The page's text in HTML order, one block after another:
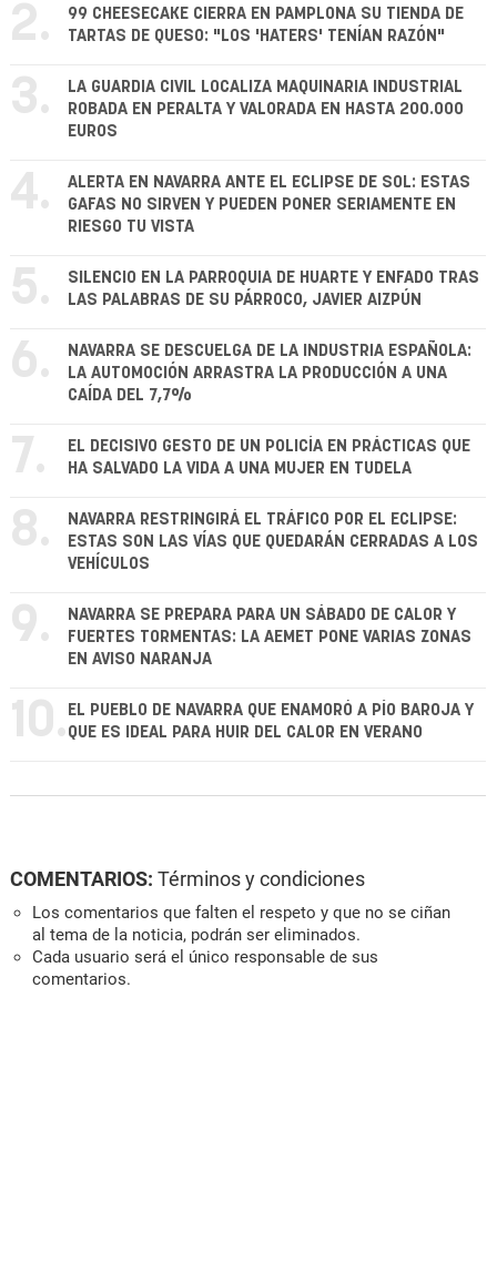
2.
99 CHEESECAKE CIERRA EN PAMPLONA SU TIENDA DE
TARTAS DE QUESO: "LOS 'HATERS' TENÍAN RAZÓN"
3.
LA GUARDIA CIVIL LOCALIZA MAQUINARIA INDUSTRIAL
ROBADA EN PERALTA Y VALORADA EN HASTA 200.000
EUROS
4.
ALERTA EN NAVARRA ANTE EL ECLIPSE DE SOL: ESTAS
GAFAS NO SIRVEN Y PUEDEN PONER SERIAMENTE EN
RIESGO TU VISTA
5.
SILENCIO EN LA PARROQUIA DE HUARTE Y ENFADO TRAS
LAS PALABRAS DE SU PÁRROCO, JAVIER AIZPÚN
6.
NAVARRA SE DESCUELGA DE LA INDUSTRIA ESPAÑOLA:
LA AUTOMOCIÓN ARRASTRA LA PRODUCCIÓN A UNA
CAÍDA DEL 7,7%
7.
EL DECISIVO GESTO DE UN POLICÍA EN PRÁCTICAS QUE
HA SALVADO LA VIDA A UNA MUJER EN TUDELA
8.
NAVARRA RESTRINGIRÁ EL TRÁFICO POR EL ECLIPSE:
ESTAS SON LAS VÍAS QUE QUEDARÁN CERRADAS A LOS
VEHÍCULOS
9.
NAVARRA SE PREPARA PARA UN SÁBADO DE CALOR Y
FUERTES TORMENTAS: LA AEMET PONE VARIAS ZONAS
EN AVISO NARANJA
10. EL PUEBLO DE NAVARRA QUE ENAMORÓ A PÍO BAROJA Y
QUE ES IDEAL PARA HUIR DEL CALOR EN VERANO
COMENTARIOS: Términos y condiciones
Los comentarios que falten el respeto y que no se ciñan
al tema de la noticia, podrán ser eliminados.
Cada usuario será el único responsable de sus
comentarios.